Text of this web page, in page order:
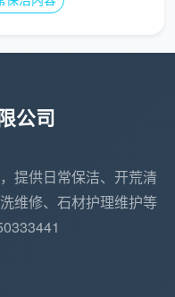
时服务遵循严格的标
时）
公司
提供日常保洁、开荒清
维修、石材护理维护等